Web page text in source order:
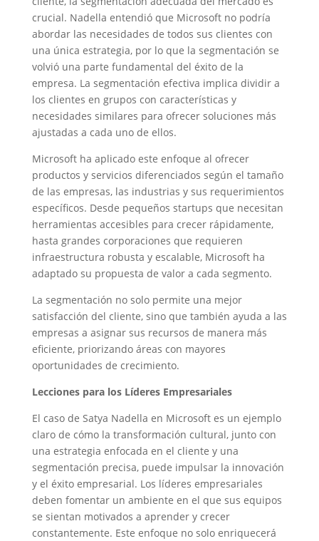
crucial. Nadella entendió que Microsoft no podría
abordar las necesidades de todos sus clientes con
una única estrategia, por lo que la segmentación se
volvió una parte fundamental del éxito de la
empresa. La segmentación efectiva implica dividir a
los clientes en grupos con características y
necesidades similares para ofrecer soluciones más
ajustadas a cada uno de ellos.
Microsoft ha aplicado este enfoque al ofrecer
productos y servicios diferenciados según el tamaño
de las empresas, las industrias y sus requerimientos
específicos. Desde pequeños startups que necesitan
herramientas accesibles para crecer rápidamente,
hasta grandes corporaciones que requieren
infraestructura robusta y escalable, Microsoft ha
adaptado su propuesta de valor a cada segmento.
La segmentación no solo permite una mejor
satisfacción del cliente, sino que también ayuda a las
empresas a asignar sus recursos de manera más
eficiente, priorizando áreas con mayores
oportunidades de crecimiento.
Lecciones para los Líderes Empresariales
El caso de Satya Nadella en Microsoft es un ejemplo
claro de cómo la transformación cultural, junto con
una estrategia enfocada en el cliente y una
segmentación precisa, puede impulsar la innovación
y el éxito empresarial. Los líderes empresariales
deben fomentar un ambiente en el que sus equipos
se sientan motivados a aprender y crecer
constantemente. Este enfoque no solo enriquecerá